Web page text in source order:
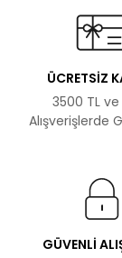
ÜCRETSİZ
3500 TL ve
Alışverişlerde
GÜVENLİ